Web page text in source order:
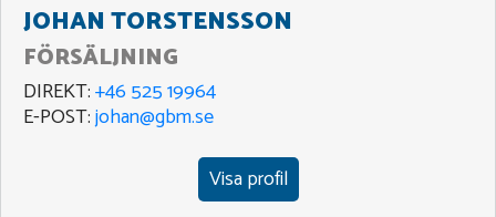
JOHAN TORSTENSSON
FÖRSÄLJNING
DIREKT:+46 525 19964
E-POST:johan@gbm.se
Visa profil